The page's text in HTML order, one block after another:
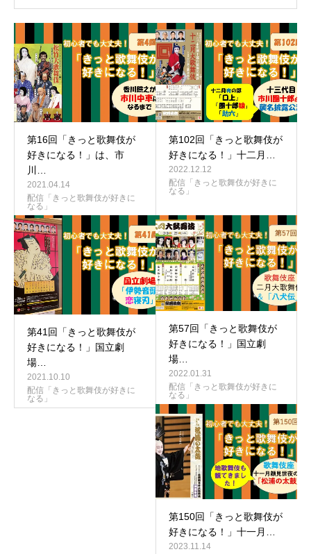
第16回「きっと歌舞伎が
好きになる！」は、市
川…
2021.04.14
配信「きっと歌舞伎が好きに
なる」
第102回「きっと歌舞伎が
好きになる！」十二月…
2022.12.12
配信「きっと歌舞伎が好きに
なる」
第41回「きっと歌舞伎が
好きになる！」国立劇
場…
2021.10.10
配信「きっと歌舞伎が好きに
なる」
第57回「きっと歌舞伎が
好きになる！」国立劇
場…
2022.01.31
配信「きっと歌舞伎が好きに
なる」
第150回「きっと歌舞伎が
好きになる！」十一月…
2023.11.14